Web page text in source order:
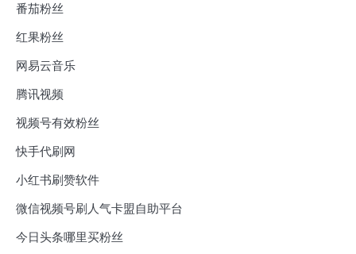
番茄粉丝
红果粉丝
网易云音乐
腾讯视频
视频号有效粉丝
快手代刷网
小红书刷赞软件
微信视频号刷人气卡盟自助平台
今日头条哪里买粉丝